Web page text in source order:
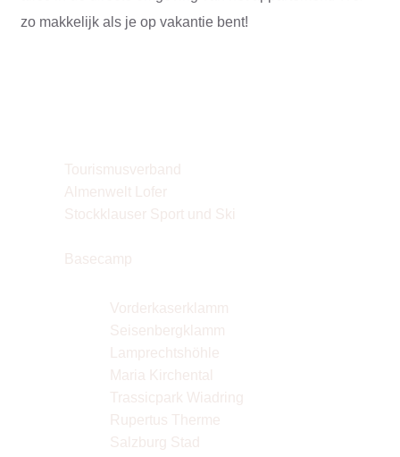
zo makkelijk als je op vakantie bent!
Tourismusverband
Almenwelt Lofer
Stockklauser Sport und Ski
Basecamp
Vorderkaserklamm
Seisenbergklamm
Lamprechtshöhle
Maria Kirchental
Trassicpark Wiadring
Rupertus Therme
Salzburg Stad